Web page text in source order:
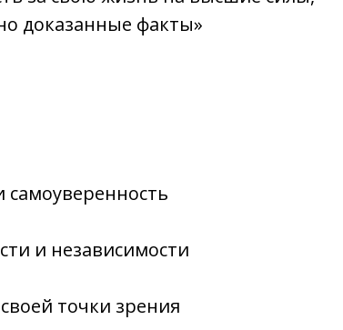
доказанные факты»
и независимости
точки зрения